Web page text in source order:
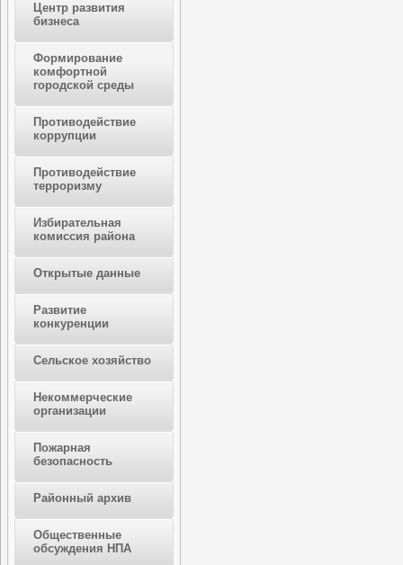
Центр развития
бизнеса
Формирование
комфортной
городской среды
Противодействие
коррупции
Противодействие
терроризму
Избирательная
комиссия района
Открытые данные
Развитие
конкуренции
Сельское хозяйство
Некоммерческие
организации
Пожарная
безопасность
Районный архив
Общественные
обсуждения НПА